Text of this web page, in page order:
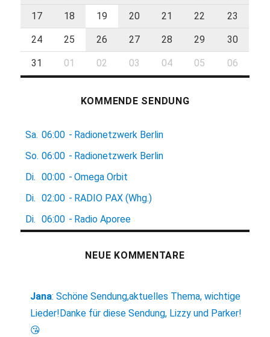
17 18 19 20 21 22 23
24 25 26 27 28 29 30
31 01 02 03 04 05 06
KOMMENDE SENDUNG
Sa. 06:00 - Radionetzwerk Berlin
So. 06:00 - Radionetzwerk Berlin
Di.
00:00 - Omega Orbit
Di.
02:00 - RADIO PAX (Whg.)
Di.
06:00 - Radio Aporee
NEUE KOMMENTARE
Jana:Schöne Sendung,aktuelles Thema, wichtige
Lieder!Danke für diese Sendung, Lizzy und Parker!
😘